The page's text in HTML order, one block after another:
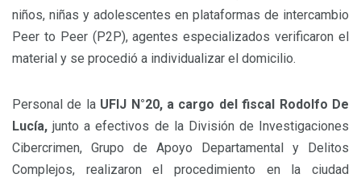
niños, niñas y adolescentes en plataformas de intercambio
Peer to Peer (P2P), agentes especializados verificaron el
material y se procedió a individualizar el domicilio.
Personal de la UFIJ N°20, a cargo del fiscal Rodolfo De
Lucía, junto a efectivos de la División de Investigaciones
Cibercrimen, Grupo de Apoyo Departamental y Delitos
Complejos, realizaron el procedimiento en la ciudad